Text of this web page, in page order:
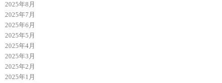
2025年8月
2025年7月
2025年6月
2025年5月
2025年4月
2025年3月
2025年2月
2025年1月